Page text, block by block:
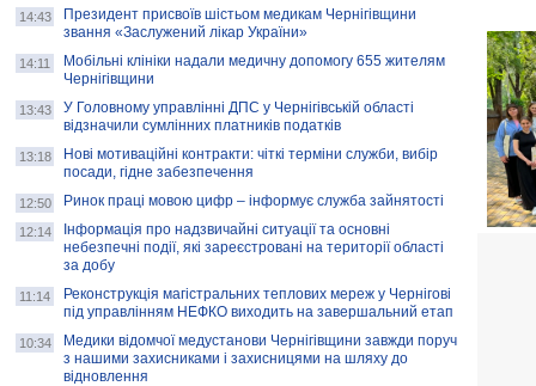
витрачають?
14:43
Президент присвоїв шістьом медикам Чернігівщини
звання «Заслужений лікар України»
14:11
Мобільні клініки надали медичну допомогу 655 жителям
Чернігівщини
13:43
У Головному управлінні ДПС у Чернігівській області
відзначили сумлінних платників податків
13:18
Нові мотиваційні контракти: чіткі терміни служби, вибір
посади, гідне забезпечення
12:50 Ринок праці мовою цифр – інформує служба зайнятості
12:14
Інформація про надзвичайні ситуації та основні
небезпечні події, які зареєстровані на території області
за добу
11:14
Реконструкція магістральних теплових мереж у Чернігові
під управлінням НЕФКО виходить на завершальний етап
10:34
Медики відомчої медустанови Чернігівщини завжди поруч
з нашими захисниками і захисницями на шляху до
відновлення